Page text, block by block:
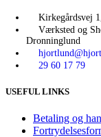
Kirkegårdsvej
Værksted og
Dronninglund
29 60 17 79
USEFUL LINKS
Betaling og